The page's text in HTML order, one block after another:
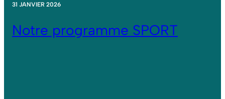
31 JANVIER 2026
Notre programme SPORT